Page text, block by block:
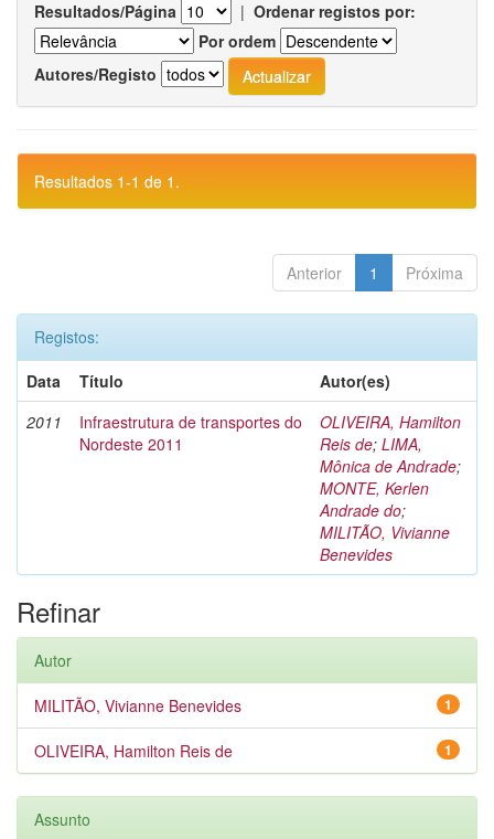
Resultados/Página | Ordenar registos por:
Por ordem
Autores/Registo
Resultados 1-1 de 1.
Anterior 1 Próxima
Registos:
Data
Título
Autor(es)
2011
Infraestrutura de transportes do
Nordeste 2011
OLIVEIRA, Hamilton
Reis de; LIMA,
Mônica de Andrade;
MONTE, Kerlen
Andrade do;
MILITÃO, Vivianne
Benevides
Refinar
Autor
1
MILITÃO, Vivianne Benevides
1
OLIVEIRA, Hamilton Reis de
Assunto